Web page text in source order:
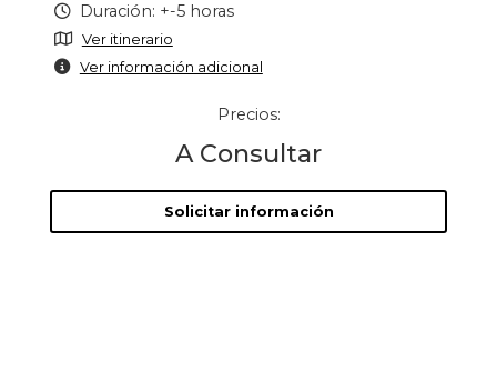
Duración: +-5 horas
Ver itinerario
Ver información adicional
Precios:
A Consultar
Solicitar información